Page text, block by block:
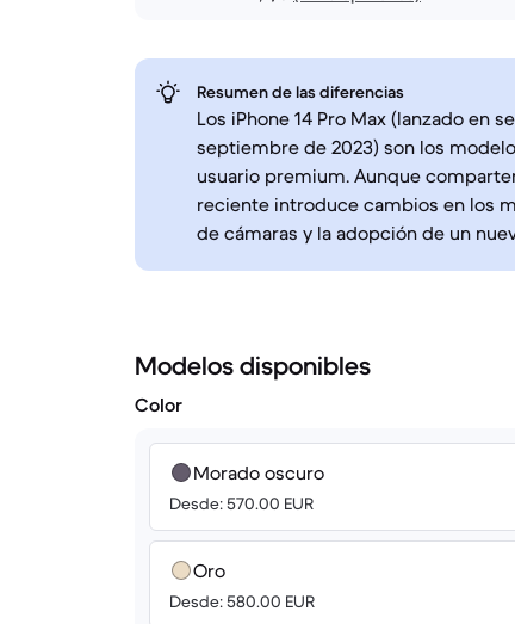
Resumen de las diferencias
Los iPhone 14 Pro Max (lanzado en
septiembre de 2023) son los
usuario premium. Aunque
reciente introduce cambios en los
de cámaras y la adopción de un
Modelos disponibles
Color
Morado oscuro
Desde: 570.00 EUR
Oro
Desde: 580.00 EUR